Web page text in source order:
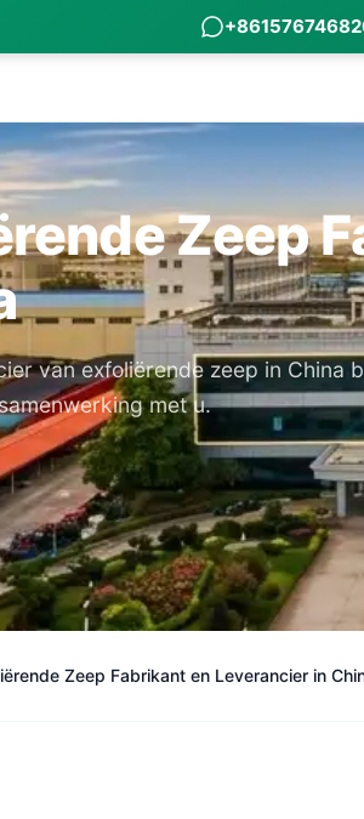
Zeep
van exfoliërende zeep in China
met u.
Zeep Fabrikant en Leverancier in